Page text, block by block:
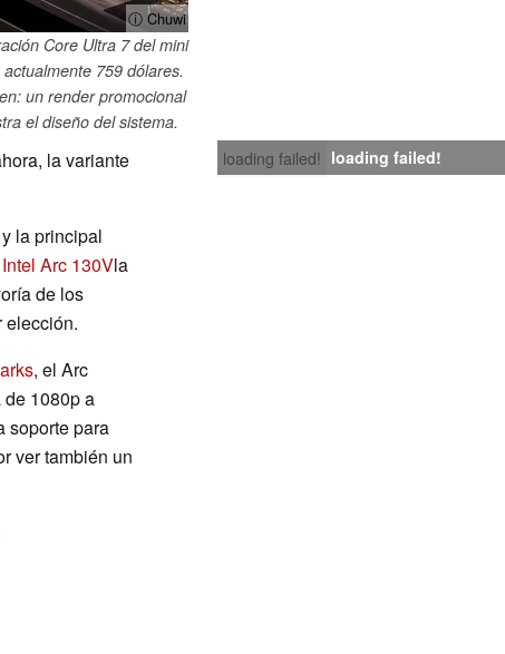
ⓘ Chuwi
Core Ultra 7 del mini
759 dólares.
un render promocional
el diseño del sistema.
loading failed! loading failed!
la variante
la principal
Intel Arc 130Vla
de los
elección.
, el Arc
1080p a
soporte para
ver también un